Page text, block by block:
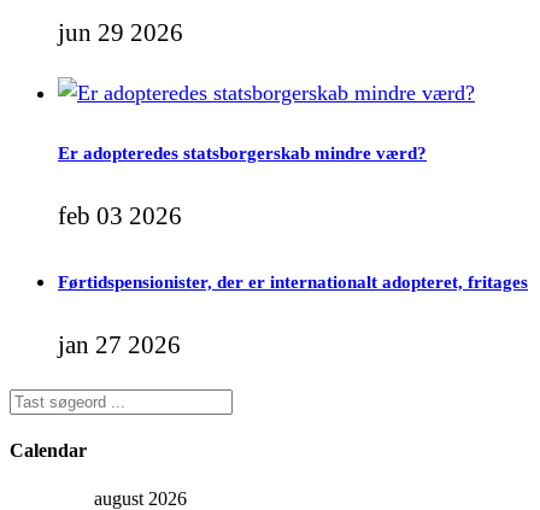
jun 29 2026
Er adopteredes statsborgerskab mindre værd?
feb 03 2026
Førtidspensionister, der er internationalt adopteret, fritages
jan 27 2026
Calendar
august 2026